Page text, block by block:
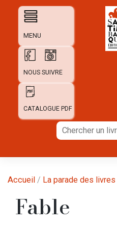
MENU
NOUS SUIVRE
CATALOGUE PDF
Chercher
un
auteur...
Accueil / La parade des livres
Fable